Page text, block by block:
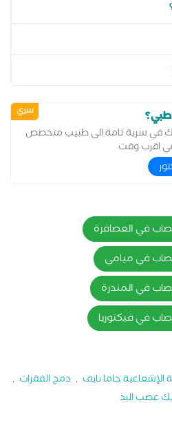
سري
في سرية تامة الى طبيب متخصص
في اقرب وقت
في العصافرة
في ميامي
في المندرة
في فيكتوريا
الإشعاعية جاما نايف , دمج الفقرات ,
عصب اليد